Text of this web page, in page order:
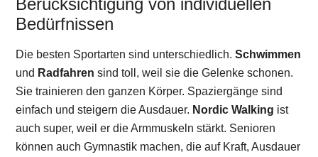
Berücksichtigung von individuellen
Bedürfnissen
Die besten Sportarten sind unterschiedlich.Schwimmen
und Radfahren sind toll, weil sie die Gelenke schonen.
Sie trainieren den ganzen Körper. Spaziergänge sind
einfach und steigern die Ausdauer. Nordic Walking ist
auch super, weil er die Armmuskeln stärkt. Senioren
können auch Gymnastik machen, die auf Kraft, Ausdauer